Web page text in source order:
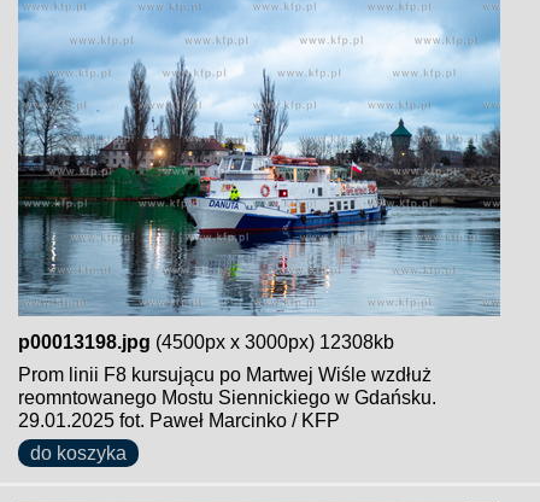
p00013198.jpg (4500px x 3000px) 12308kb
Prom linii F8 kursującu po Martwej Wiśle wzdłuż
reomntowanego Mostu Siennickiego w Gdańsku.
29.01.2025 fot. Paweł Marcinko / KFP
do koszyka